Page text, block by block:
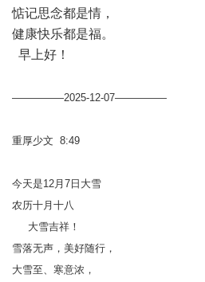
惦记思念都是情，
健康快乐都是福。
早上好！
—————2025-12-07—————
重厚少文 8:49
今天是12月7日大雪
农历十月十八
大雪吉祥！
雪落无声，美好随行，
大雪至、寒意浓，